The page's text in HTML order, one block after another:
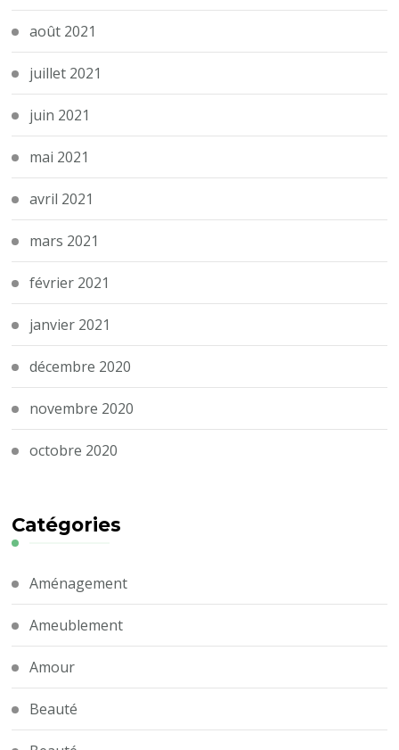
août 2021
juillet 2021
juin 2021
mai 2021
avril 2021
mars 2021
février 2021
janvier 2021
décembre 2020
novembre 2020
octobre 2020
Catégories
Aménagement
Ameublement
Amour
Beauté